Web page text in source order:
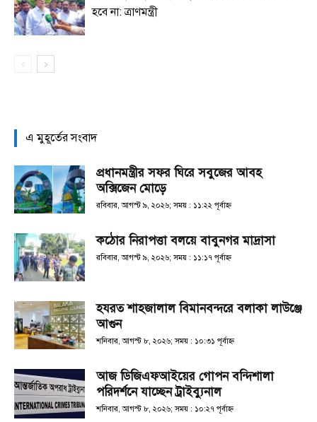
হবে না: ত্রাণমন্ত্রী
এ মুহূর্তের সংবাদ
প্রধানমন্ত্রীর সফর ঘিরে সবুজের আবহ
অক্সিজেন মোড়ে
রবিবার, আগস্ট ৯, ২০২৬; সময় : ১১:২২ পূর্বাহ্ণ
কঠোর নিরাপত্তা বলয়ে বাবুনগর মাদ্রাসা
রবিবার, আগস্ট ৯, ২০২৬; সময় : ১১:১৭ পূর্বাহ্ণ
হযরত শাহজালাল বিমানবন্দরে বলাকা লাউঞ্জে
আগুন
শনিবার, আগস্ট ৮, ২০২৬; সময় : ১০:৩১ পূর্বাহ্ণ
আজ ডিজিএফআইয়ের গোপন বন্দিশালা
পরিদর্শনে যাচ্ছেন ট্রাইব্যুনাল
শনিবার, আগস্ট ৮, ২০২৬; সময় : ১০:২৭ পূর্বাহ্ণ